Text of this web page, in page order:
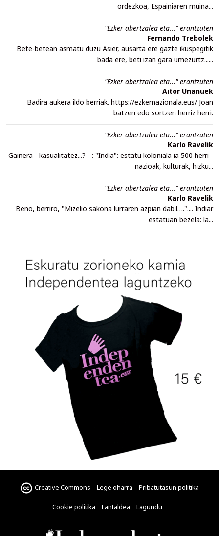
ordezkoa, Espainiaren muina...
"Ezker abertzalea eta..." erantzuten
Fernando Trebolek
Bete-betean asmatu duzu Asier, ausarta ere gazte ikuspegitik
bada ere, beti izan gara umezurtz......
"Ezker abertzalea eta..." erantzuten
Aitor Unanuek
Badira aukera ildo berriak. https://ezkernazionala.eus/ Joan
batzen edo sortzen herriz herri.
"Ezker abertzalea eta..." erantzuten
Karlo Ravelik
Gainera - kasualitatez...? - : "India": estatu koloniala ia 500 herri -
nazioak, kulturak, hizku...
"Ezker abertzalea eta..." erantzuten
Karlo Ravelik
Beno, berriro, "Mizelio sakona lurraren azpian dabil….".... Indiar
estatuan bezela: la...
Creative Commons Lege oharra Pribatutasun politika
Cookie politika Lantaldea Lagundu